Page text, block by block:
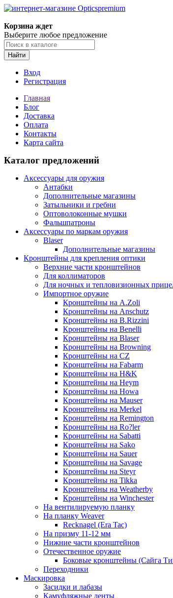
Корзина ждет
Выберите любое предложение
Найти
Вход
Регистрация
Главная
Блог
Доставка
Оплата
Контакты
Карта сайта
Каталог предложений
Аксессуары для оружия
Антабки
Дополнительные магазины
Затыльники и гребни
Оптоволоконные мушки
Фальшпатроны
Аксессуары по маркам оружия
Blaser
Дополнительные магазины
Кронштейны для крепления оптики
Верхние части кронштейнов
Для коллиматоров
Для ночных и тепловизионных
Импортное оружие
Кронштейны на A.Zoli
Кронштейны на Anschutz
Кронштейны на B.Rizzini
Кронштейны на Benelli
Кронштейны на Blaser
Кронштейны на Browning
Кронштейны на CZ
Кронштейны на Fabarm
Кронштейны на H&K
Кронштейны на Heym
Кронштейны на Howa
Кронштейны на Mauser
Кронштейны на Merkel
Кронштейны на Remington
Кронштейны на Ro?ler
Кронштейны на Sabatti
Кронштейны на Sako
Кронштейны на Sauer
Кронштейны на Savage
Кронштейны на Steyr
Кронштейны на Tikka
Кронштейны на Weatherby
Кронштейны на Winchester
На вентилируемую планку
На планку Weaver
Recknagel (Era Tac)
На призму 11-12 мм
Нижние части кронштейнов
Отечественное оружие
Боковые кронштейны (Сайга
Переходники
Маскировка
Засидки и лабазы
Камуфляжные ленты